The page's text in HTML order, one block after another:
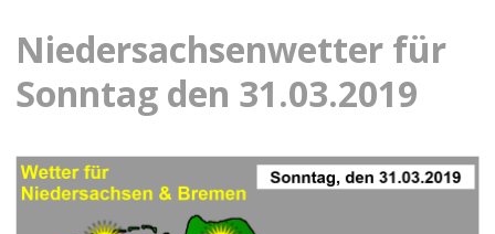
Niedersachsenwetter für
Sonntag den 31.03.2019